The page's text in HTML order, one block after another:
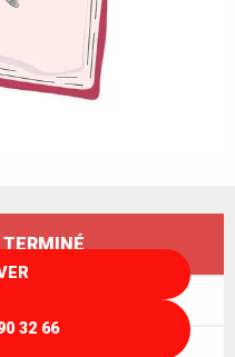
32 66